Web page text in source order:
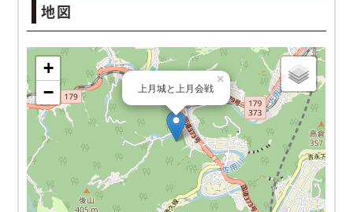
地図
上月城と上月会戦